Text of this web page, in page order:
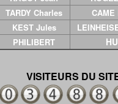
TARDY Charles
KEST Jules
PHILIBERT
VISITEURS DU